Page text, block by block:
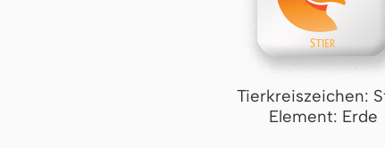
Tierkreiszeichen:
Element: Erde